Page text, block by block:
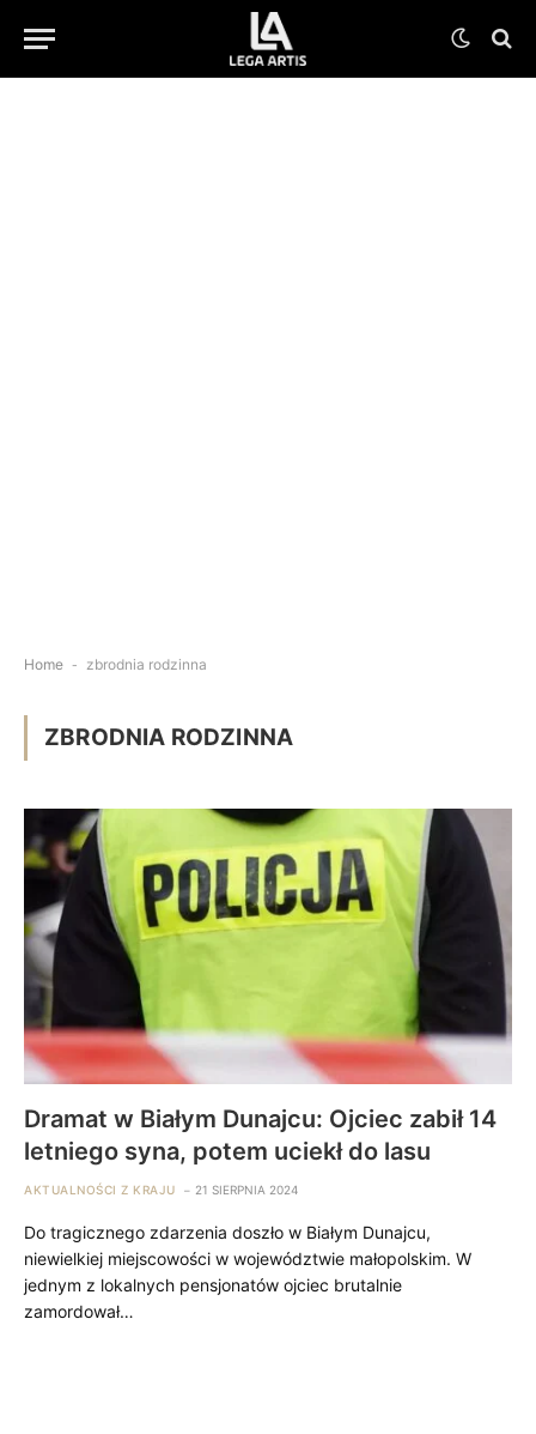
Home - zbrodnia rodzinna
ZBRODNIA RODZINNA
Dramat w Białym Dunajcu: Ojciec zabił 14
letniego syna, potem uciekł do lasu
AKTUALNOŚCI Z KRAJU 21 SIERPNIA 2024
Do tragicznego zdarzenia doszło w Białym Dunajcu,
niewielkiej miejscowości w województwie małopolskim. W
jednym z lokalnych pensjonatów ojciec brutalnie
zamordował…